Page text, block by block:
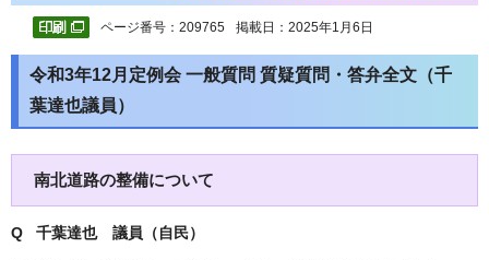
ページ番号：209765 掲載日：2025年1月6日
令和3年12月定例会 一般質問 質疑質問・答弁全文（千
葉達也議員）
南北道路の整備について
Q 千葉達也 議員（自民）